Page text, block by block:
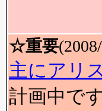
☆重要
主にアリ
計画中です